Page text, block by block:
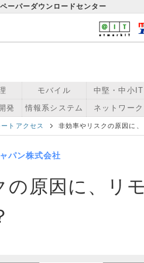
ーパーダウンロードセンター
モバイル 中堅・中小IT
発 情報系システム ネットワーク
ートアクセス 非効率やリスクの原因に
パン株式会社
の原因に、リ